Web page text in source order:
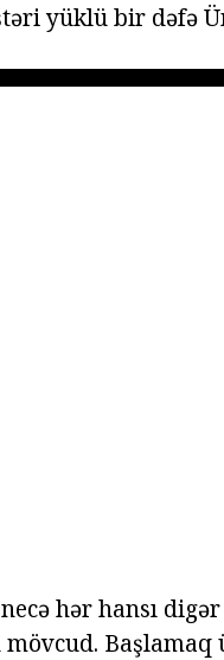
yüklü bir dəfə
hər hansı
Başlamaq